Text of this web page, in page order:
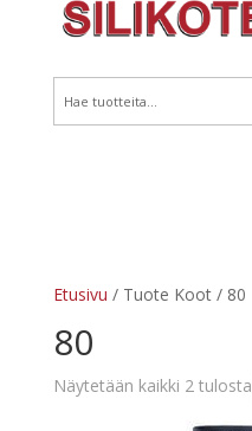
Etusivu / Tuote Koot / 80
80
Näytetään kaikki 2 tulosta